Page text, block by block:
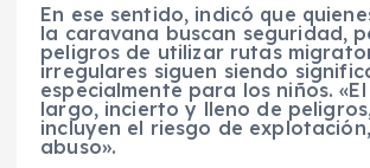
En ese sentido, indicó que
la caravana buscan seguridad,
peligros de utilizar rutas
irregulares siguen siendo
especialmente para los niños.
largo, incierto y lleno de
incluyen el riesgo de
abuso».